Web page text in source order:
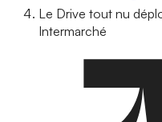
Le Drive tout nu
Intermarché